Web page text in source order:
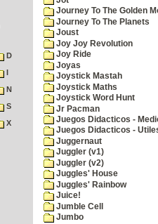
D
I
N
S
X
Journey To The Golden
Journey To The Planets
Joust
Joy Joy Revolution
Joy Ride
Joyas
Joystick Mastah
Joystick Maths
Joystick Word Hunt
Jr Pacman
Juegos Didacticos -
Juegos Didacticos -
Juggernaut
Juggler (v1)
Juggler (v2)
Juggles' House
Juggles' Rainbow
Juice!
Jumble Cell
Jumbo